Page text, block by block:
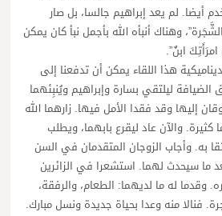
أيضا. لم يعد إبراهيم جالسا، بل صار
وهناك أنبأه الله بأجمل نبأ كان يمكن
ابنٌ”.
هذا اللقاء يمكن أن تدفعنا إلى
الضيافة ليلتقي بسارة وإبراهيم ويُنبِئهما
إليها وقد فقدا الأمل فيها. زارهما الله
والآن عاد ليقرع بابهما، ويطلب
به. وأجاب الزوجان المتقدمان في السن
ما سيحدث لهما. استشعرا في الزائرين
وقدما له ما لديهما: الطعام، والرفقة،
فنالا منه وعدا بحياة جديدة ونسل مبارك.